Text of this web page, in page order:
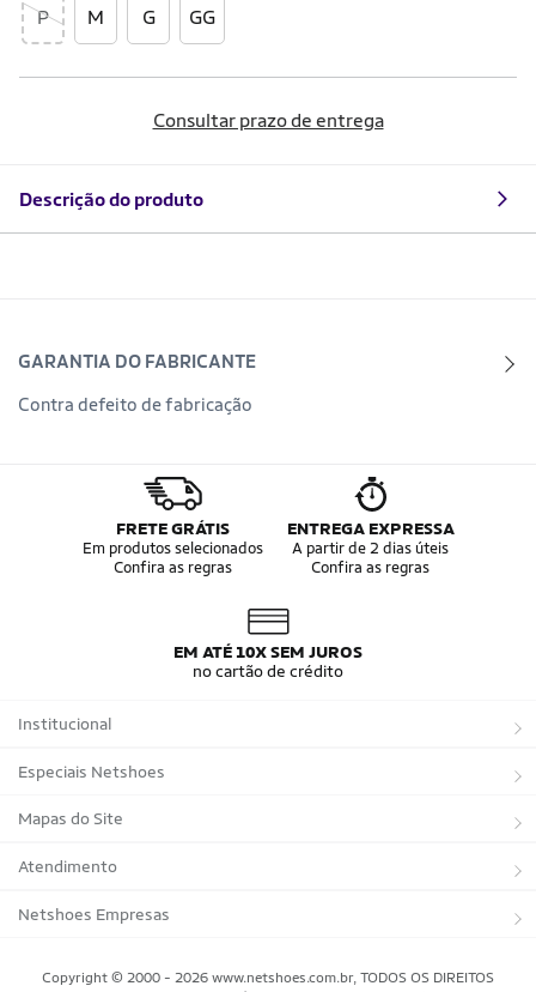
P M G GG
Consultar prazo de entrega
Descrição do produto
GARANTIA DO FABRICANTE
Contra defeito de fabricação
FRETE GRÁTIS
Em produtos selecionados
Confira as regras
ENTREGA EXPRESSA
A partir de 2 dias úteis
Confira as regras
EM ATÉ 10X SEM JUROS
no cartão de crédito
Institucional
Sobre a Netshoes
Política de Privacidade
Programa de Afiliados
Regulamentos
Especiais Netshoes
Suplementos
Corrida
Bicicletas
Mapas do Site
Marcas
Tipos de Produtos
Atendimento
Trocas e devoluções
Netshoes Empresas
Copyright © 2000 - 2026 www.netshoes.com.br, TODOS OS DIREITOS